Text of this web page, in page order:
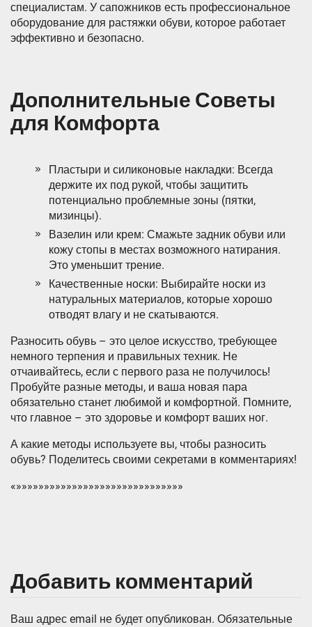
специалистам. У сапожников есть профессиональное
оборудование для растяжки обуви, которое работает
эффективно и безопасно.
Дополнительные Советы
для Комфорта
Пластыри и силиконовые накладки: Всегда
держите их под рукой, чтобы защитить
потенциально проблемные зоны (пятки,
мизинцы).
Вазелин или крем: Смажьте задник обуви или
кожу стопы в местах возможного натирания.
Это уменьшит трение.
Качественные носки: Выбирайте носки из
натуральных материалов, которые хорошо
отводят влагу и не скатываются.
Разносить обувь – это целое искусство, требующее
немного терпения и правильных техник. Не
отчаивайтесь, если с первого раза не получилось!
Пробуйте разные методы, и ваша новая пара
обязательно станет любимой и комфортной. Помните,
что главное – это здоровье и комфорт ваших ног.
А какие методы используете вы, чтобы разносить
обувь? Поделитесь своими секретами в комментариях!
«»»»»»»»»»»»»»»»»»»»»»»»»»»»»»»
Добавить комментарий
Ваш адрес email не будет опубликован. Обязательные